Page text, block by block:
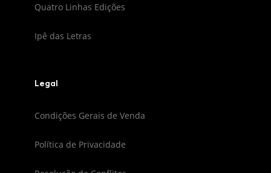
Quatro Linhas Edições
Ipê das Letras
Legal
Condições Gerais de Venda
Política de Privacidade